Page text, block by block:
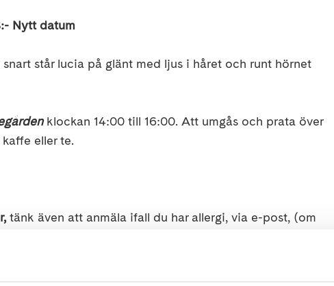
Nytt datum
står lucia på glänt med ljus i håret och runt hörnet
klockan 14:00 till 16:00. Att umgås och prata över
eller te.
tänk även att anmäla ifall du har allergi, via e-post, (om
om telefonsvararen går in. Annars ring igen, på